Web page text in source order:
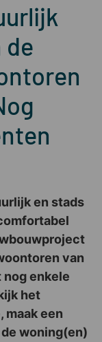
de
en stads
van
nog enkele
het
maak een
woning(en)